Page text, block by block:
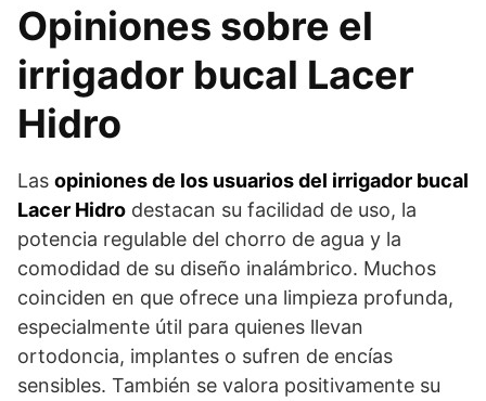
Opiniones sobre el
irrigador bucal Lacer
Hidro
Las opiniones de los usuarios del irrigador bucal
Lacer Hidro destacan su facilidad de uso, la
potencia regulable del chorro de agua y la
comodidad de su diseño inalámbrico. Muchos
coinciden en que ofrece una limpieza profunda,
especialmente útil para quienes llevan
ortodoncia, implantes o sufren de encías
sensibles. También se valora positivamente su